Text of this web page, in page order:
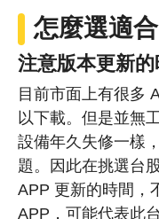
怎麼選適
注意版本更新的
目前市面上有很多
以下載。但是並無
設備年久失修一樣
題。因此在挑選台
APP 更新的時間，
APP，可能代表此